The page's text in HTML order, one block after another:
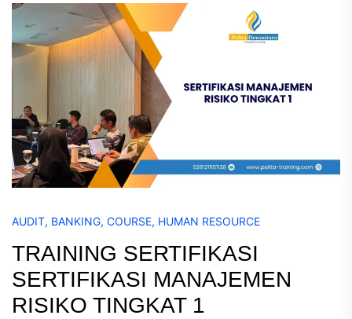
AUDIT, BANKING, COURSE, HUMAN RESOURCE
TRAINING SERTIFIKASI
SERTIFIKASI MANAJEMEN
RISIKO TINGKAT 1